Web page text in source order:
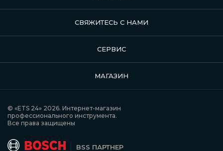
СВЯЖИТЕСЬ С НАМИ
СЕРВИС
МАГАЗИН
BSS ПАРТНЕР
© «ETS 24» 2026. Интернет-магазин
профессионального инструмента.
Все права защищены